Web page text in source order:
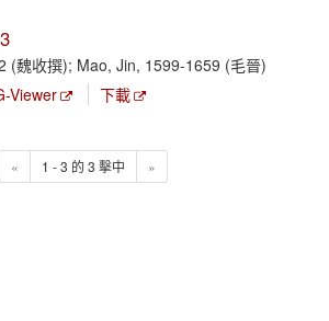
(魏收撰); Mao, Jin, 1599-1659 (毛晉)
Viewer 下載
« 1 - 3 的 3 擊中 »